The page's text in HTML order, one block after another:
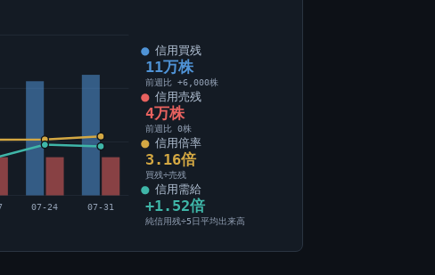
07-24 07-31
信用買残
11万株
前週比 +6,000株
信用売残
4万株
前週比 0株
信用倍率
3.16倍
買残÷売残
信用需給
+1.52倍
純信用残÷5日平均出来高